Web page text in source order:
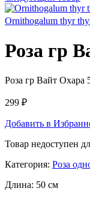
Ornithogalum thyr
Роза гр
Роза гр Вайт Охара
299 ₽
Добавить в
Товар недоступен
Категория: Роза
Длина: 50 см